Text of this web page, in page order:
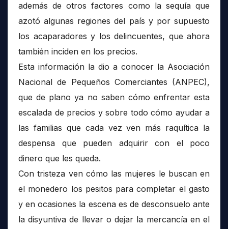
además de otros factores como la sequía que
azotó algunas regiones del país y por supuesto
los acaparadores y los delincuentes, que ahora
también inciden en los precios.
Esta información la dio a conocer la Asociación
Nacional de Pequeños Comerciantes (ANPEC),
que de plano ya no saben cómo enfrentar esta
escalada de precios y sobre todo cómo ayudar a
las familias que cada vez ven más raquítica la
despensa que pueden adquirir con el poco
dinero que les queda.
Con tristeza ven cómo las mujeres le buscan en
el monedero los pesitos para completar el gasto
y en ocasiones la escena es de desconsuelo ante
la disyuntiva de llevar o dejar la mercancía en el